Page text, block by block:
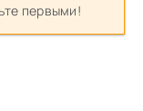
первыми!